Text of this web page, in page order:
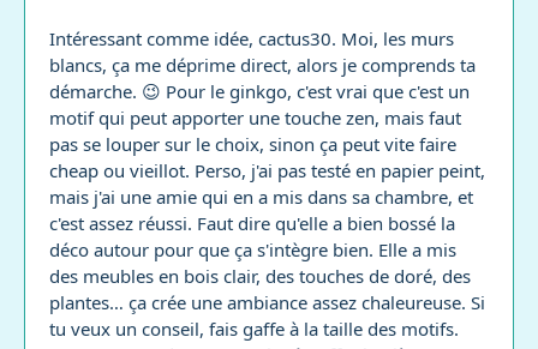
Intéressant comme idée, cactus30. Moi, les murs
blancs, ça me déprime direct, alors je comprends ta
démarche. 😉 Pour le ginkgo, c'est vrai que c'est un
motif qui peut apporter une touche zen, mais faut
pas se louper sur le choix, sinon ça peut vite faire
cheap ou vieillot. Perso, j'ai pas testé en papier peint,
mais j'ai une amie qui en a mis dans sa chambre, et
c'est assez réussi. Faut dire qu'elle a bien bossé la
déco autour pour que ça s'intègre bien. Elle a mis
des meubles en bois clair, des touches de doré, des
plantes… ça crée une ambiance assez chaleureuse. Si
tu veux un conseil, fais gaffe à la taille des motifs.